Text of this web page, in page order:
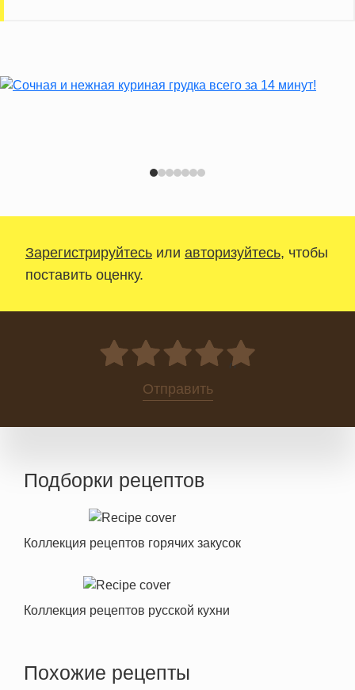
Зарегистрируйтесь или авторизуйтесь, чтобы
поставить оценку.
0
Отправить
Подборки рецептов
Коллекция рецептов горячих закусок
Коллекция рецептов русской кухни
Похожие рецепты